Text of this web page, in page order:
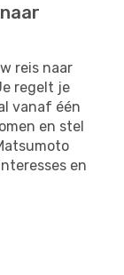
reis naar
regelt je
vanaf één
en stel
en